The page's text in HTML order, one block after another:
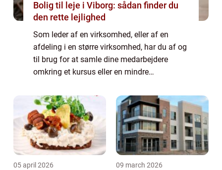
Bolig til leje i Viborg: sådan finder du
den rette lejlighed
Som leder af en virksomhed, eller af en
afdeling i en større virksomhed, har du af og
til brug for at samle dine medarbejdere
omkring et kursus eller en mindre
forbindelse med omlægning af
virksomhedens struk...
05 april 2026 09 march 2026